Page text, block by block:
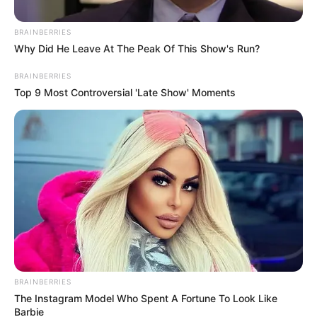
Cortesía: Universidad de Antioquia.
Ventiladores mecánicos desarrollados en Medellín.
Por:Maira Arbeláez Camaño
Mayo 30, 2020
BRAINBERRIES
Why Did He Leave At The Peak Of This Show's Run?
BRAINBERRIES
Top 9 Most Controversial 'Late Show' Moments
BRAINBERRIES
The Instagram Model Who Spent A Fortune To Look Like
Barbie